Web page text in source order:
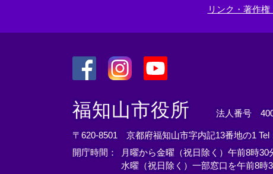
リンク・著作
外
部
リ
ン
ク
外
部
リ
ン
ク
外
部
リ
ン
ク
＞
福知山市役所 法人番号
〒620-8501 京都府福知山市字内記13番地の1 Tel
開庁時間： 月曜から金曜（祝日除く）午前8時30
水曜（祝日除く）一部窓口を午前8時